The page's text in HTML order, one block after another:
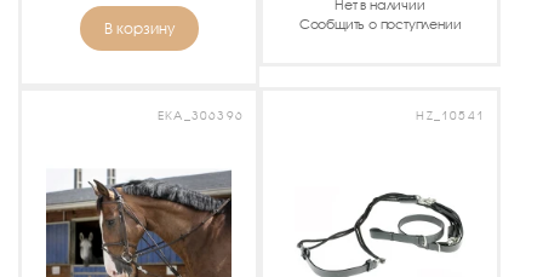
В корзину
Нет в наличии
Сообщить о поступлении
EKA_306396 HZ_10541